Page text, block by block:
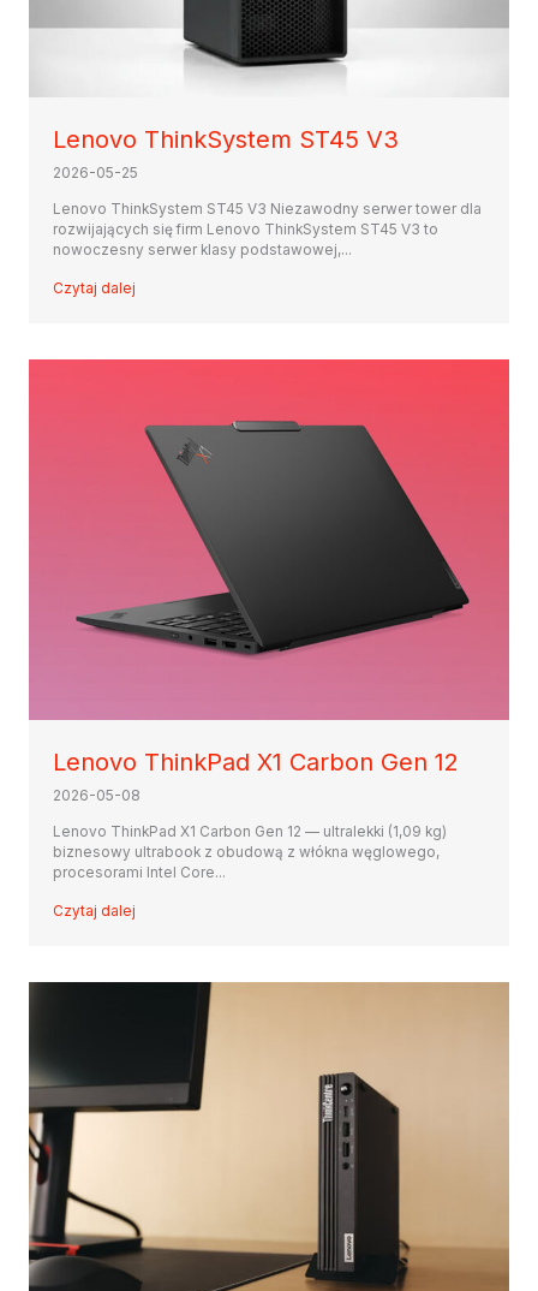
Lenovo ThinkSystem ST45 V3
2026-05-25
Lenovo ThinkSystem ST45 V3 Niezawodny serwer tower dla
rozwijających się firm Lenovo ThinkSystem ST45 V3 to
nowoczesny serwer klasy podstawowej,...
Czytaj dalej
Lenovo ThinkPad X1 Carbon Gen 12
2026-05-08
Lenovo ThinkPad X1 Carbon Gen 12 — ultralekki (1,09 kg)
biznesowy ultrabook z obudową z włókna węglowego,
procesorami Intel Core...
Czytaj dalej